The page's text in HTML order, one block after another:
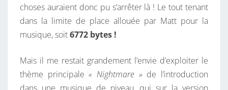
choses auraient donc pu s’arrêter là ! Le tout tenant
dans la limite de place allouée par Matt pour la
musique, soit6772 bytes !
Mais il me restait grandement l’envie d’exploiter le
thème principale« Nightmare » de l’introduction